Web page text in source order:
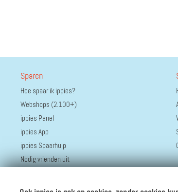
Sparen
Hoe spaar ik ippies?
Webshops (2.100+)
ippies Panel
ippies App
ippies Spaarhulp
Nodig vrienden uit